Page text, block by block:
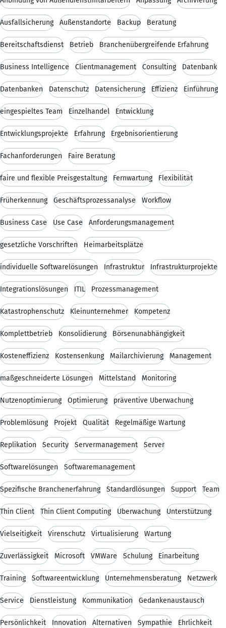
Ausfallsicherung Außenstandorte Backup Beratung
Bereitschaftsdienst Betrieb Branchenübergreifende Erfahrung
Business Intelligence Clientmanagement Consulting Datenbank
Datenbanken Datenschutz Datensicherung Effizienz Einführung
eingespieltes Team Einzelhandel Entwicklung
Entwicklungsprojekte Erfahrung Ergebnisorientierung
Fachanforderungen Faire Beratung
faire und flexible Preisgestaltung Fernwartung Flexibilität
Früherkennung Geschäftsprozessanalyse Workflow
Business Case Use Case Anforderungsmanagement
gesetzliche Vorschriften Heimarbeitsplätze
individuelle Softwarelösungen Infrastruktur Infrastrukturprojekte
Integrationslösungen ITIL Prozessmanagement
Katastrophenschutz Kleinunternehmer Kompetenz
Komplettbetrieb Konsolidierung Börsenunabhängigkeit
Kosteneffizienz Kostensenkung Mailarchivierung Management
maßgeschneiderte Lösungen Mittelstand Monitoring
Nutzenoptimierung Optimierung präventive Überwachung
Problemlösung Projekt Qualität Regelmäßige Wartung
Replikation Security Servermanagement Server
Softwarelösungen Softwaremanagement
Spezifische Branchenerfahrung Standardlösungen Support Team
Thin Client Thin Client Computing Überwachung Unterstützung
Vielseitigkeit Virenschutz Virtualisierung Wartung
Zuverlässigkeit Microsoft VMWare Schulung Einarbeitung
Training Softwareentwicklung Unternehmensberatung Netzwerk
Service Dienstleistung Kommunikation Gedankenaustausch
Persönlichkeit Innovation Alternativen Sympathie Ehrlichkeit